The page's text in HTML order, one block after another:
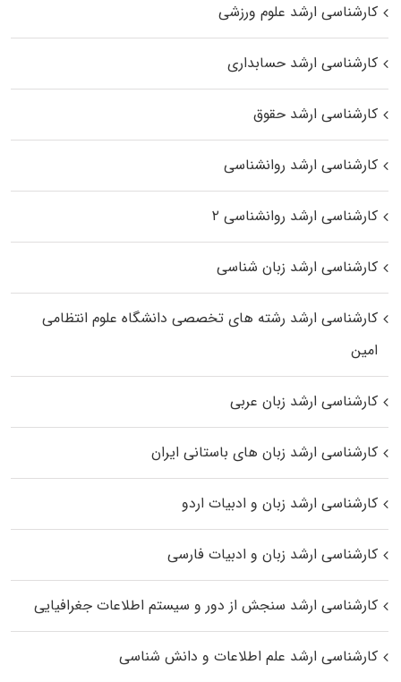
کارشناسی ارشد علوم ورزشی
کارشناسی ارشد حسابداری
کارشناسی ارشد حقوق
کارشناسی ارشد روانشناسی
کارشناسی ارشد روانشناسی ۲
کارشناسی ارشد زبان شناسی
کارشناسی ارشد رﺷﺘﻪ ﻫﺎی تخصصی داﻧﺸﮕﺎه ﻋﻠﻮم انتظامی
اﻣﻴﻦ
کارشناسی ارشد زبان عربی
کارشناسی ارشد زبان‌ های باستانی ایران
کارشناسی ارشد زبان و ادبیات اردو
کارشناسی ارشد زبان و ادبیات فارسی
کارشناسی ارشد سنجش از دور و سیستم اطلاعات جغرافیایی
کارشناسی ارشد علم اطلاعات و دانش شناسی